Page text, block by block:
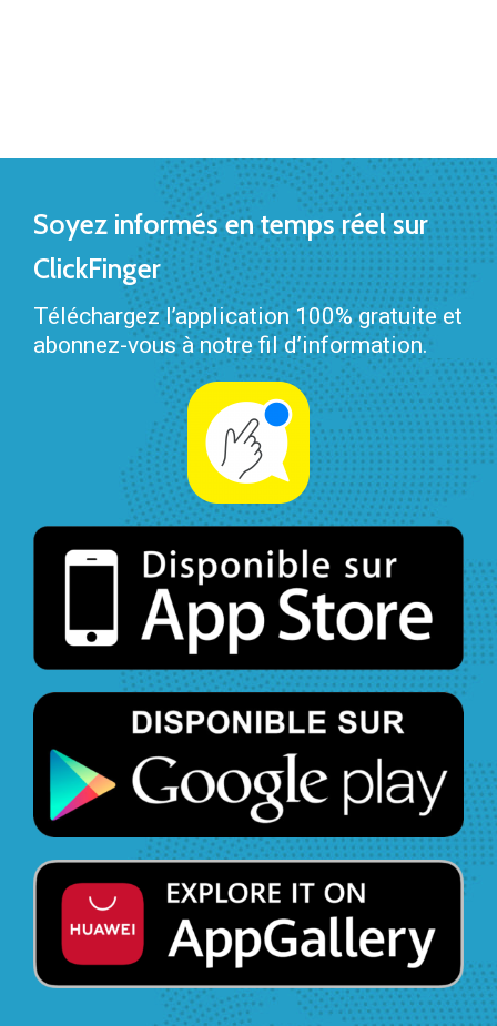
Soyez informés en temps réel sur
ClickFinger
Téléchargez l’application 100% gratuite et
abonnez-vous à notre fil d’information.